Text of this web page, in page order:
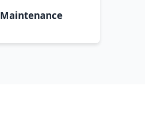
Maintenance